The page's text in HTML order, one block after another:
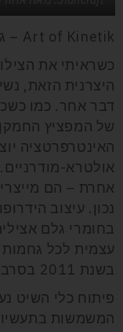
Art of Kinetik – גישה חדשה
כשראיתי את
היצרנית הזאת,
דבר אחר. כמו
של המפציץ
האינטרפרטציה
אולטרא-
אחרת – הם
נכון. עיצוב
בחומרי גלם
עצמית לכל
בשנת 2011 בסרביה והמטה שלה בבלגרד.
פיתוח כלי השיט
המשמשות